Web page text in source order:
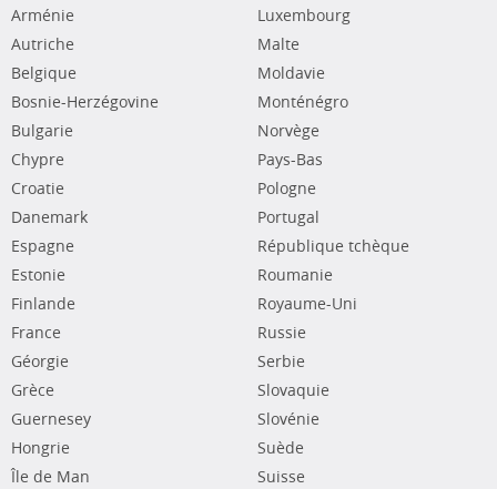
Arménie
Autriche
Belgique
Bosnie-Herzégovine
Bulgarie
Chypre
Croatie
Danemark
Espagne
Estonie
Finlande
France
Géorgie
Grèce
Guernesey
Hongrie
Île de Man
Luxembourg
Malte
Moldavie
Monténégro
Norvège
Pays-Bas
Pologne
Portugal
République tchèque
Roumanie
Royaume-Uni
Russie
Serbie
Slovaquie
Slovénie
Suède
Suisse